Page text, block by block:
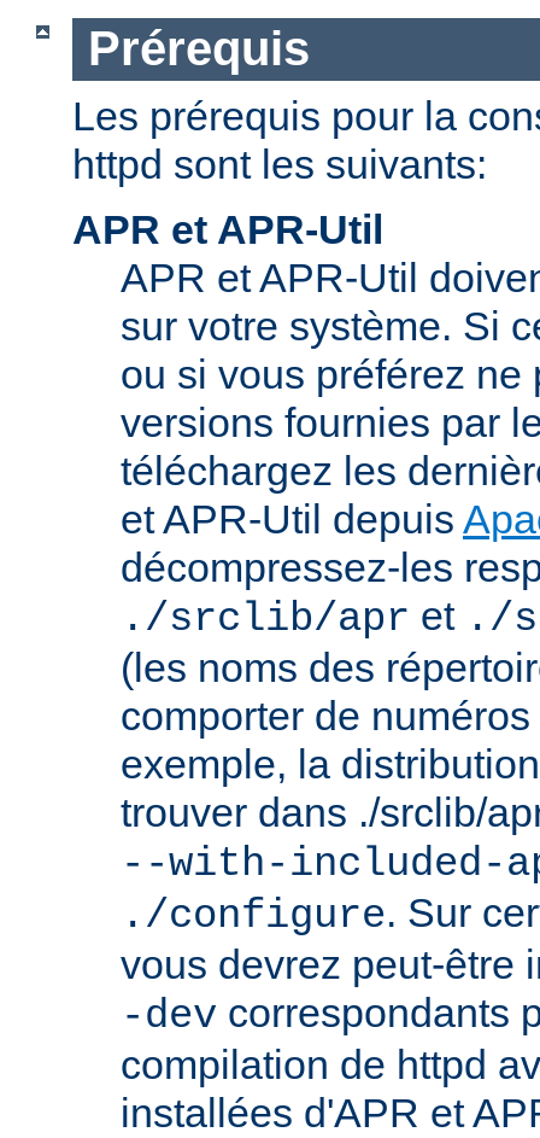
Prérequis
Les prérequis pour la
httpd sont les suivants:
APR et APR-Util
APR et APR-Util
sur votre système. Si
ou si vous préférez ne
versions fournies par
téléchargez les
et APR-Util depuis
décompressez-les
./srclib/apr et ./
(les noms des
comporter de
exemple, la
trouver dans ./srclib/
--with-included-
./configure. Sur
vous devrez peut-être
-dev correspondants
compilation de httpd
installées d'APR et